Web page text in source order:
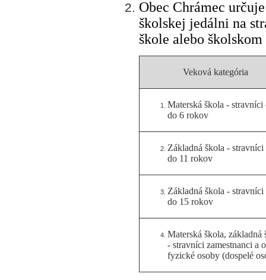
Obec Chrámec
školskej jedálni na
škole alebo
Veková kategória
Materská škola - stravníci
do 6 rokov
Základná škola - stravníci
do 11 rokov
Základná škola - stravníci
do 15 rokov
Materská škola, základná
- stravníci zamestnanci a
fyzické osoby (dospelé